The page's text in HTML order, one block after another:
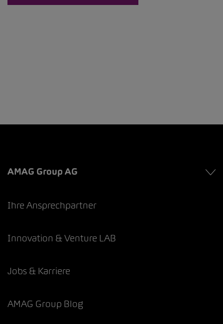
AMAG Group AG
Ihre Ansprechpartner
Innovation & Venture LAB
Jobs & Karriere
AMAG Group Blog